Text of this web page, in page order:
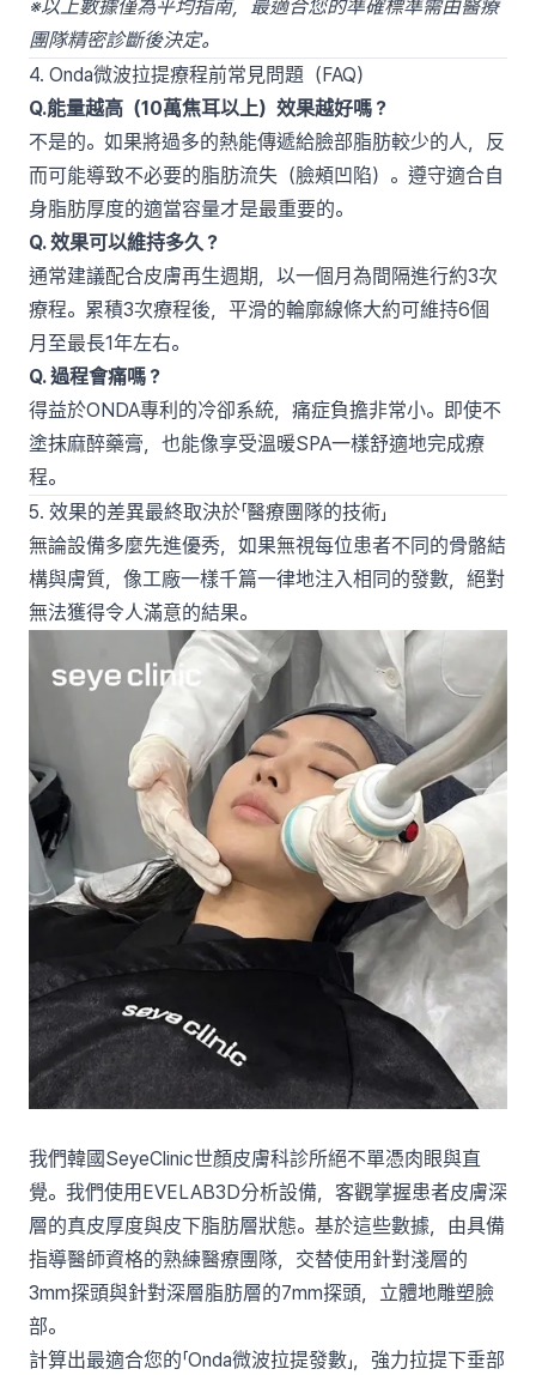
※以上數據僅為平均指南，最適合您的準確標準需由醫療
團隊精密診斷後決定。
4. Onda微波拉提療程前常見問題（FAQ）
Q.能量越高（10萬焦耳以上）效果越好嗎？
不是的。如果將過多的熱能傳遞給臉部脂肪較少的人，反
而可能導致不必要的脂肪流失（臉頰凹陷）。遵守適合自
身脂肪厚度的適當容量才是最重要的。
Q. 效果可以維持多久？
通常建議配合皮膚再生週期，以一個月為間隔進行約3次
療程。累積3次療程後，平滑的輪廓線條大約可維持6個
月至最長1年左右。
Q. 過程會痛嗎？
得益於ONDA專利的冷卻系統，痛症負擔非常小。即使不
塗抹麻醉藥膏，也能像享受溫暖SPA一樣舒適地完成療
程。
5. 效果的差異最終取決於「醫療團隊的技術」
無論設備多麼先進優秀，如果無視每位患者不同的骨骼結
構與膚質，像工廠一樣千篇一律地注入相同的發數，絕對
無法獲得令人滿意的結果。
我們韓國SeyeClinic世顏皮膚科診所絕不單憑肉眼與直
覺。我們使用EVELAB3D分析設備，客觀掌握患者皮膚深
層的真皮厚度與皮下脂肪層狀態。基於這些數據，由具備
指導醫師資格的熟練醫療團隊，交替使用針對淺層的
3mm探頭與針對深層脂肪層的7mm探頭，立體地雕塑臉
部。
計算出最適合您的「Onda微波拉提發數」，強力拉提下垂部